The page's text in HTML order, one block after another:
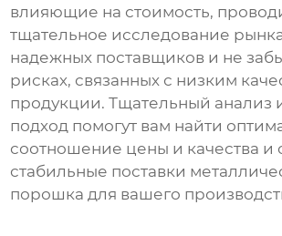
влияющие на стоимость,
тщательное исследование
надежных поставщиков и не
рисках, связанных с низким
продукции. Тщательный анализ
подход помогут вам найти
соотношение цены и качества и
стабильные поставки
порошка для вашего